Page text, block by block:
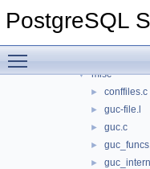
PostgreSQL
► hash
▼ misc
► conffiles.c
► guc-file.l
► guc.c
►
►